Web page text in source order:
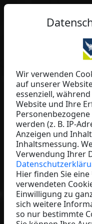
Wir verwenden
auf unserer
essenziell,
Website und Ihre
werden (z. B. IP-
Anzeigen und
Inhaltsmessung.
Verwendung Ihrer
Hier finden Sie
verwendeten
Einwilligung zu
sich weitere
so nur bestimmte